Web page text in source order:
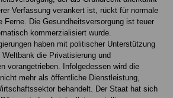
Verfassung verankert ist, rückt für normale
Ferne. Die Gesundheitsversorgung ist teuer
kommerzialisiert wurde.
haben mit politischer Unterstützung
die Privatisierung und
vorangetrieben. Infolgedessen wird die
mehr als öffentliche Dienstleistung,
behandelt. Der Staat hat sich